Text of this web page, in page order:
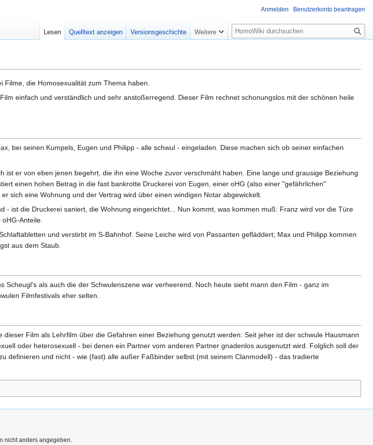
die Homosexualität zum Thema haben.
einfach und verständlich und sehr anstoßerregend. Dieser Film rechnet schonungslos mit der schönen heile
bei seinen Kumpels, Eugen und Philipp - alle schwul - eingeladen. Diese machen sich ob seiner einfachen
ist er von eben jenen begehrt, die ihn eine Woche zuvor verschmäht haben. Eine lange und grausige Beziehung
einen hohen Betrag in die fast bankrotte Druckerei von Eugen, einer oHG (also einer "gefährlichen"
sich eine Wohnung und der Vertrag wird über einen windigen Notar abgewickelt.
- ist die Druckerei saniert, die Wohnung eingerichtet... Nun kommt, was kommen muß: Franz wird vor die Türe
Anteile.
und verstirbt im S-Bahnhof. Seine Leiche wird von Passanten gefläddert; Max und Philipp kommen
aus dem Staub.
Scheugl's als auch die der Schwulenszene war verheerend. Noch heute sieht mann den Film - ganz im
Filmfestivals eher selten.
Film als Lehrfilm über die Gefahren einer Beziehung genutzt werden: Seit jeher ist der schwule Hausmann
oder heterosexuell - bei denen ein Partner vom anderen Partner gnadenlos ausgenutzt wird. Folglich soll der
definieren und nicht - wie (fast) alle außer Faßbinder selbst (mit seinem Clanmodell) - das tradierte
Anmelden Benutzerkonto beantragen
Lesen Quelltext anzeigen Versionsgeschichte Weitere
Suche
nicht anders angegeben.